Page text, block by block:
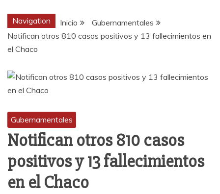
Navigation Inicio
Gubernamentales
Notifican otros 810 casos positivos y 13 fallecimientos en
el Chaco
Gubernamentales
Notifican otros 810 casos
positivos y 13 fallecimientos
en el Chaco